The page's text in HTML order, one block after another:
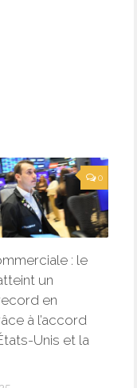
0
: le
un
en
à l’accord
Unis et la